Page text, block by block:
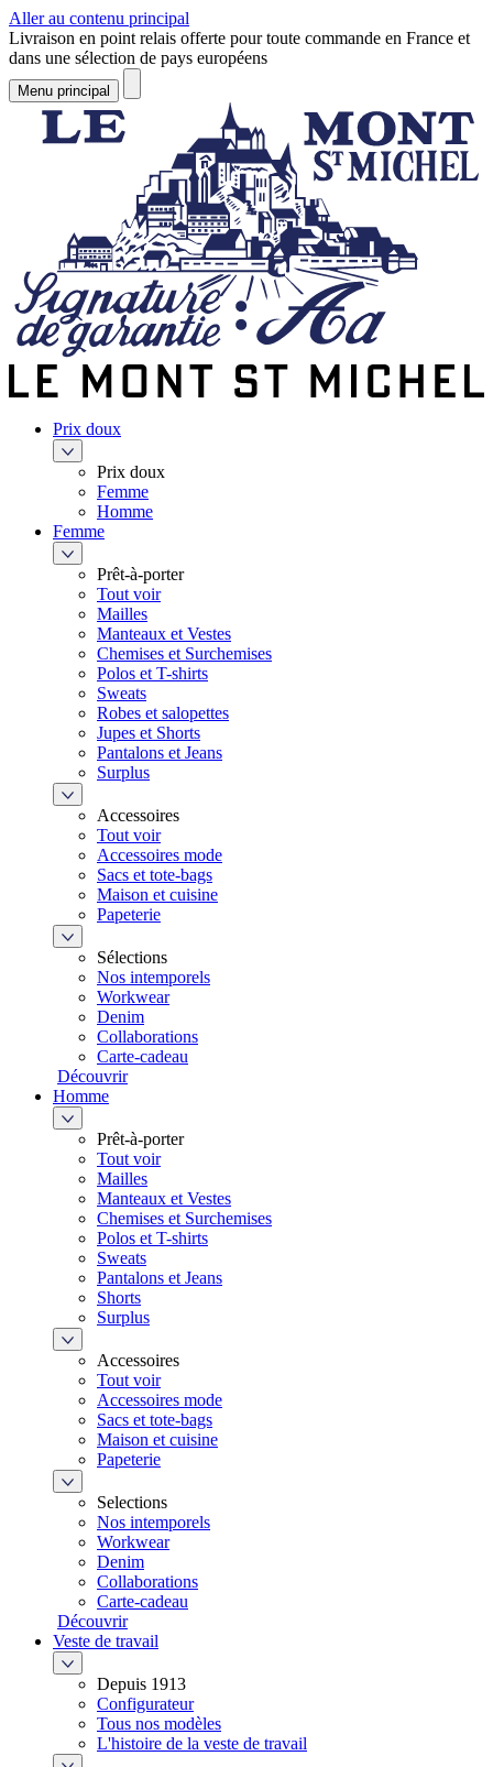
Aller au contenu principal
Livraison en point relais offerte pour toute commande en France et
dans une sélection de pays européens
Menu principal
Prix doux
Prix doux
Femme
Homme
Femme
Prêt-à-porter
Tout voir
Mailles
Manteaux et Vestes
Chemises et Surchemises
Polos et T-shirts
Sweats
Robes et salopettes
Jupes et Shorts
Pantalons et Jeans
Surplus
Accessoires
Tout voir
Accessoires mode
Sacs et tote-bags
Maison et cuisine
Papeterie
Sélections
Nos intemporels
Workwear
Denim
Collaborations
Carte-cadeau
Découvrir
Homme
Prêt-à-porter
Tout voir
Mailles
Manteaux et Vestes
Chemises et Surchemises
Polos et T-shirts
Sweats
Pantalons et Jeans
Shorts
Surplus
Accessoires
Tout voir
Accessoires mode
Sacs et tote-bags
Maison et cuisine
Papeterie
Selections
Nos intemporels
Workwear
Denim
Collaborations
Carte-cadeau
Découvrir
Veste de travail
Depuis 1913
Configurateur
Tous nos modèles
L'histoire de la veste de travail